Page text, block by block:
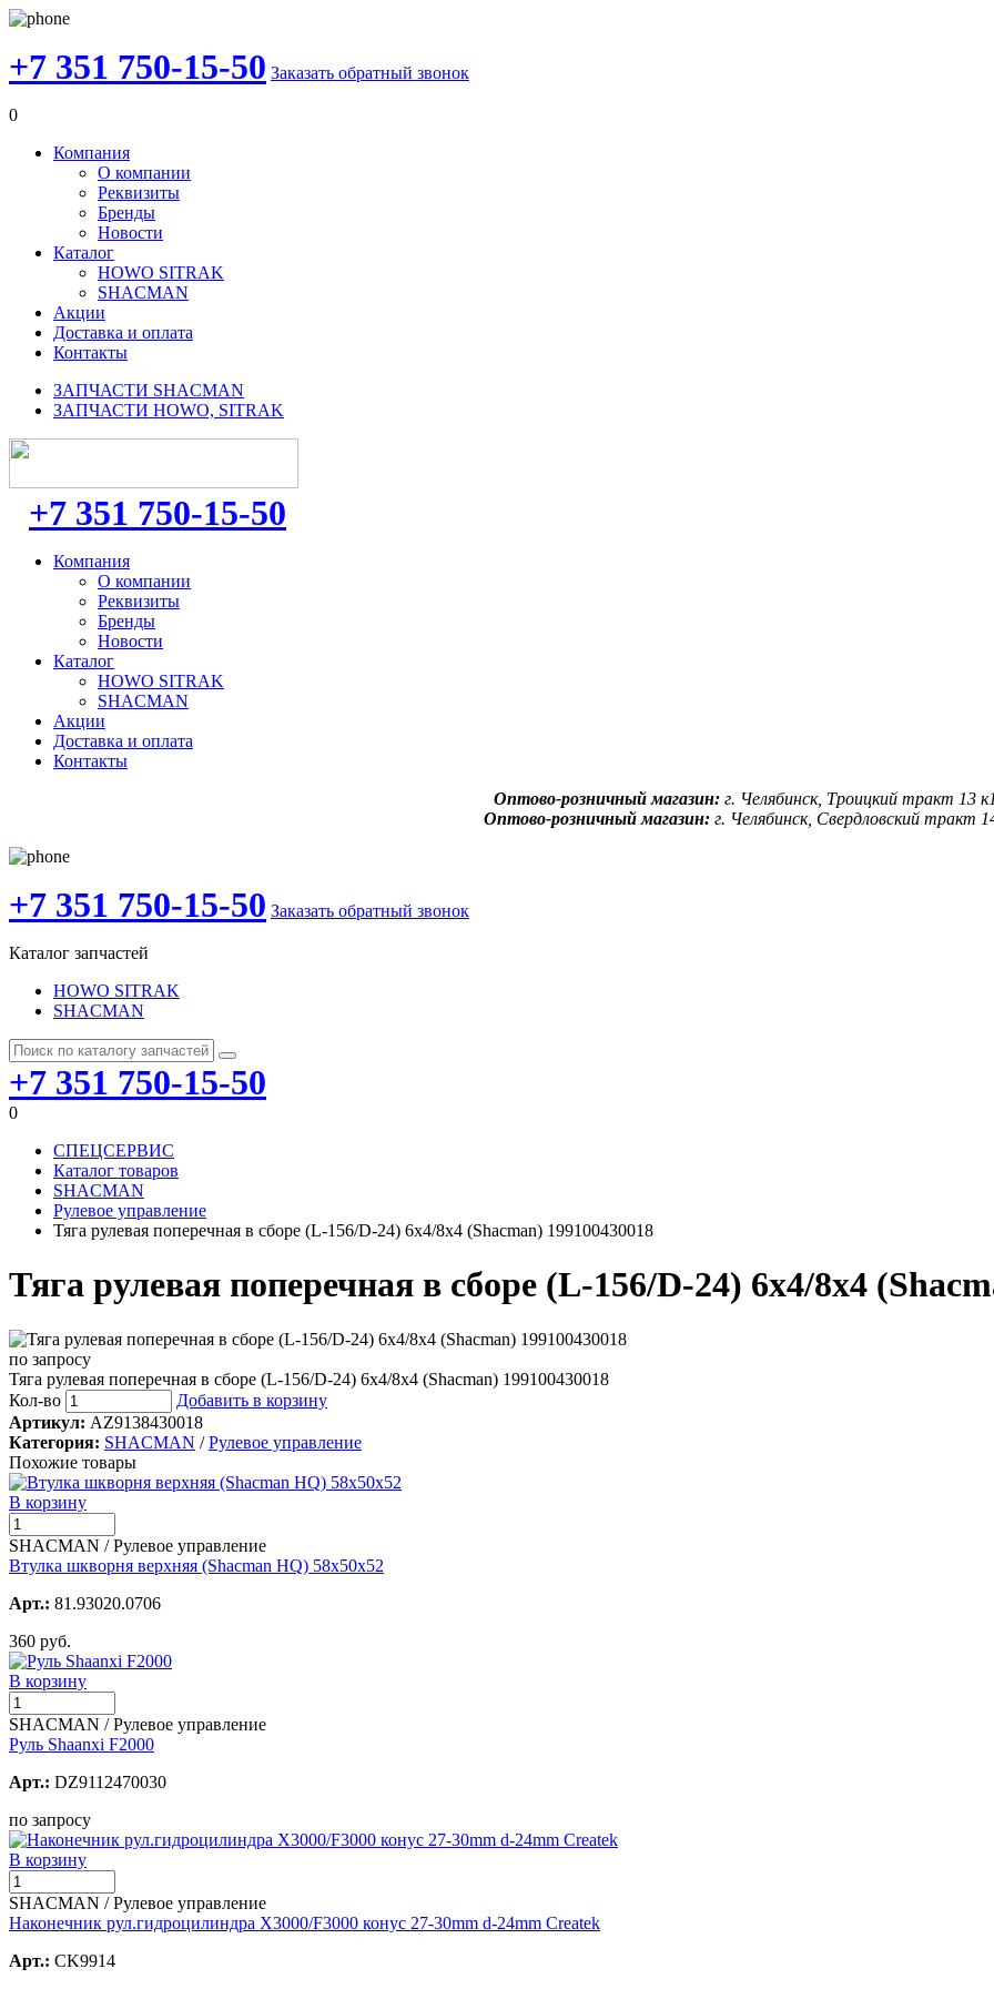
+7 351 750-15-50 Заказать обратный звонок
0
Компания
О компании
Реквизиты
Бренды
Новости
Каталог
HOWO SITRAK
SHACMAN
Акции
Доставка и оплата
Контакты
ЗАПЧАСТИ SHACMAN
ЗАПЧАСТИ HOWO, SITRAK
+7 351 750-15-50
Компания
О компании
Реквизиты
Бренды
Новости
Каталог
HOWO SITRAK
SHACMAN
Акции
Доставка и оплата
Контакты
Оптово-розничный магазин: г. Челябинск, Троицкий тракт 13
Оптово-розничный магазин:г. Челябинск, Свердловский тракт
+7 351 750-15-50 Заказать обратный звонок
Каталог запчастей
HOWO SITRAK
SHACMAN
+7 351 750-15-50
0
СПЕЦСЕРВИС
Каталог товаров
SHACMAN
Рулевое управление
Тяга рулевая поперечная в сборе (L-156/D-24) 6х4/8х4 (Shacman) 199100430018
Тяга рулевая поперечная в сборе (L-156/D-24) 6х4/8х4
по запросу
Тяга рулевая поперечная в сборе (L-156/D-24) 6х4/8х4 (Shacman) 199100430018
Кол-во
Добавить в корзину
Артикул: AZ9138430018
Категория: SHACMAN /Рулевое управление
Похожие товары
В корзину
SHACMAN / Рулевое управление
Втулка шкворня верхняя (Shacman HQ) 58х50х52
Арт.: 81.93020.0706
360 руб.
В корзину
SHACMAN / Рулевое управление
Руль Shaanxi F2000
Арт.: DZ9112470030
по запросу
В корзину
SHACMAN / Рулевое управление
Наконечник рул.гидроцилиндра X3000/F3000 конус 27-30mm d-24mm Createk
Арт.: CK9914